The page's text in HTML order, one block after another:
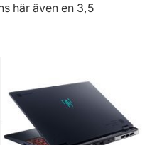
här även en 3,5